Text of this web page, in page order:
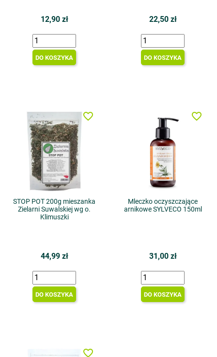
12,90 zł
DO KOSZYKA
22,50 zł
DO KOSZYKA
STOP POT 200g mieszanka
Zielarni Suwalskiej wg o.
Klimuszki
44,99 zł
DO KOSZYKA
favorite_border
Mleczko oczyszczające
arnikowe SYLVECO 150ml
31,00 zł
DO KOSZYKA
favorite_border
favorite_border